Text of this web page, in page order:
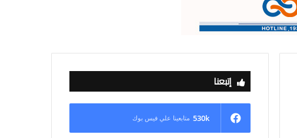
إتبعنا
530k متابعينا علي فيس بوك